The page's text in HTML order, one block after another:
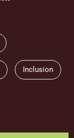
Inclusion